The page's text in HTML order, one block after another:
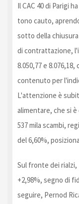
Il CAC 40 di Parigi
tono cauto,
sotto della
di contrattazione,
8.050,77 e
contenuto per
L'attenzione è
alimentare, che si
537 mila scambi,
del 6,60%,
Sul fronte dei rialzi,
+2,98%, segno di
seguire, Pernod